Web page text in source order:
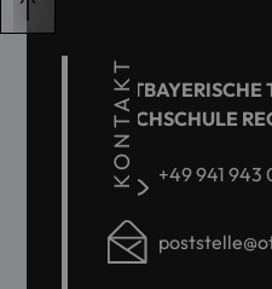
KONTAKT
HOCHSCHULE
+49 941 943